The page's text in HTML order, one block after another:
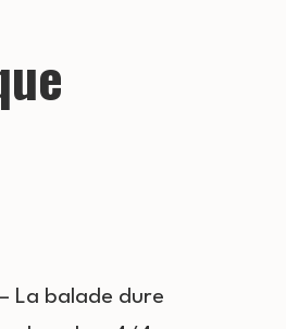
La balade dure